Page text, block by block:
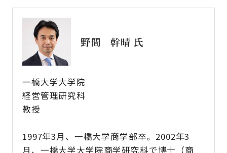
野間 幹晴 氏
一橋大学大学院
経営管理研究科
教授
1997年3月、一橋大学商学部卒。2002年3
月、一橋大学大学院商学研究科で博士（商